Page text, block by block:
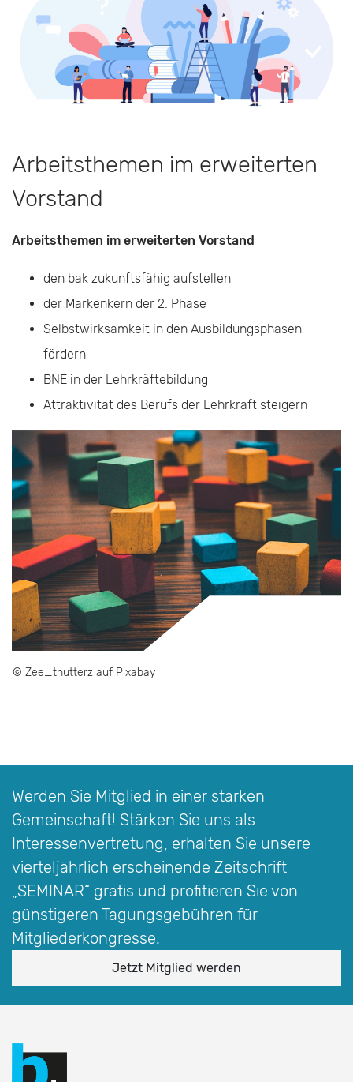
Arbeitsthemen im erweiterten
Vorstand
Arbeitsthemen im erweiterten Vorstand
den bak zukunftsfähig aufstellen
der Markenkern der 2. Phase
Selbstwirksamkeit in den Ausbildungsphasen
fördern
BNE in der Lehrkräftebildung
Attraktivität des Berufs der Lehrkraft steigern
© Zee_thutterz auf Pixabay
Werden Sie Mitglied in einer starken
Gemeinschaft! Stärken Sie uns als
Interessen­vertretung, erhalten Sie unsere
vierteljährlich erscheinende Zeitschrift
„SEMINAR“ gratis und profitieren Sie von
günstigeren Tagungsgebühren für
Mitgliederkongresse.
Jetzt Mitglied werden